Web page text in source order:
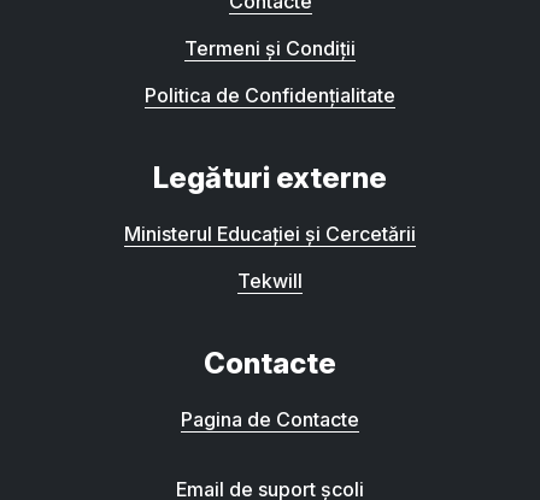
Termeni și Condiții
Politica de Confidențialitate
Legături externe
Ministerul Educației și Cercetării
Tekwill
Contacte
Pagina de Contacte
Email de suport școli